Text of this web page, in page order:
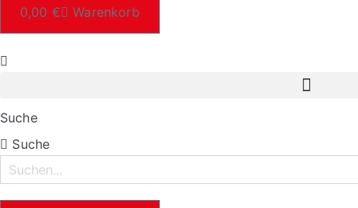
0,00 € Warenkorb
Suche
Suche